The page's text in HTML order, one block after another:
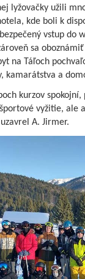
lyžovačky užili
kde boli k
vstup do
sa
na Táľoch
kamarátstva a
kurzov
vyžitie, ale
A. Jirmer.